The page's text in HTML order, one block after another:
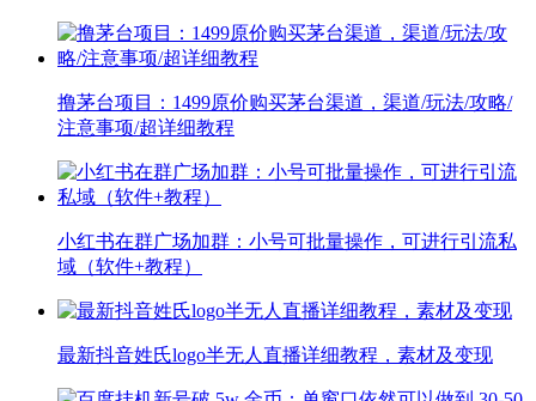
撸茅台项目：1499原价购买茅台渠道，渠道/玩法/攻略/
注意事项/超详细教程
小红书在群广场加群：小号可批量操作，可进行引流私
域（软件+教程）
最新抖音姓氏logo半无人直播详细教程，素材及变现